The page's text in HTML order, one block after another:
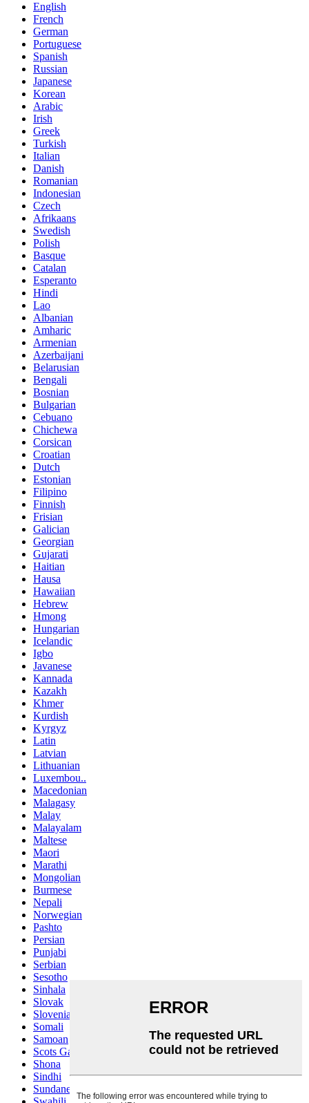
English
French
German
Portuguese
Spanish
Russian
Japanese
Korean
Arabic
Irish
Greek
Turkish
Italian
Danish
Romanian
Indonesian
Czech
Afrikaans
Swedish
Polish
Basque
Catalan
Esperanto
Hindi
Lao
Albanian
Amharic
Armenian
Azerbaijani
Belarusian
Bengali
Bosnian
Bulgarian
Cebuano
Chichewa
Corsican
Croatian
Dutch
Estonian
Filipino
Finnish
Frisian
Galician
Georgian
Gujarati
Haitian
Hausa
Hawaiian
Hebrew
Hmong
Hungarian
Icelandic
Igbo
Javanese
Kannada
Kazakh
Khmer
Kurdish
Kyrgyz
Latin
Latvian
Lithuanian
Luxembou..
Macedonian
Malagasy
Malay
Malayalam
Maltese
Maori
Marathi
Mongolian
Burmese
Nepali
Norwegian
Pashto
Persian
Punjabi
Serbian
Sesotho
Sinhala
Slovak
Slovenian
Somali
Samoan
Scots Gaelic
Shona
Sindhi
Sundanese